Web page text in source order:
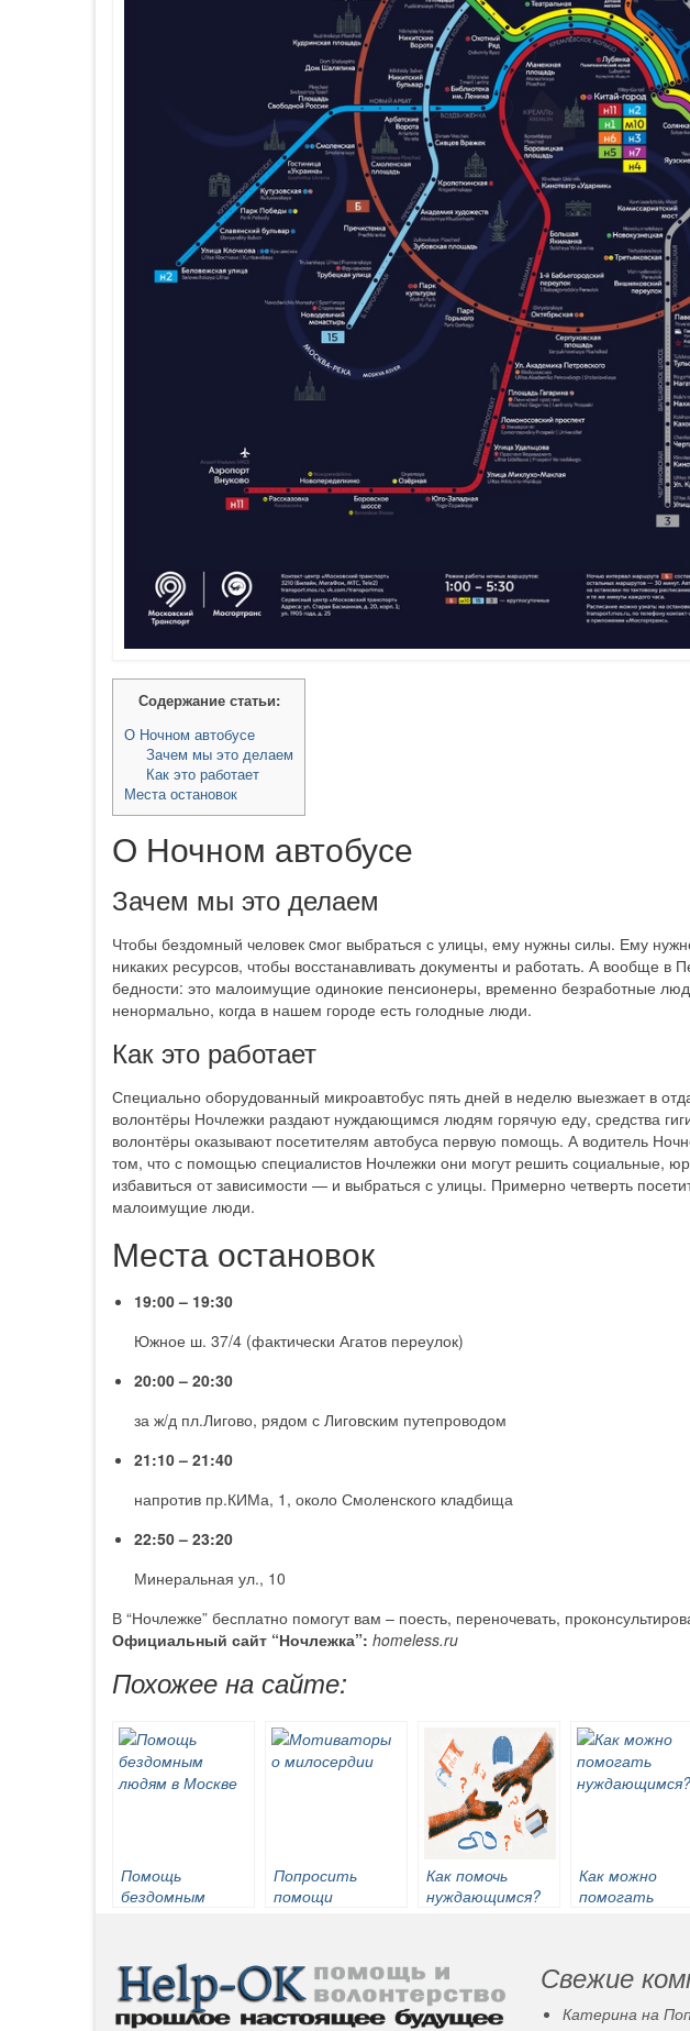
Содержание статьи:
О Ночном автобусе
Зачем мы это делаем
Как это работает
Места остановок
О Ночном автобусе
Зачем мы это делаем
Чтобы бездомный человек cмог выбраться с улицы, ему нужны силы. Ему
никаких ресурсов, чтобы восстанавливать документы и работать. А вообще в
бедности: это малоимущие одинокие пенсионеры, временно безработные
ненормально, когда в нашем городе есть голодные люди.
Как это работает
Специально оборудованный микроавтобус пять дней в неделю выезжает в
волонтёры Ночлежки раздают нуждающимся людям горячую еду, средства
волонтёры оказывают посетителям автобуса первую помощь. А водитель
том, что с помощью специалистов Ночлежки они могут решить социальные,
избавиться от зависимости — и выбраться с улицы. Примерно четверть
малоимущие люди.
Места остановок
19:00 – 19:30
Южное ш. 37/4 (фактически Агатов переулок)
20:00 – 20:30
за ж/д пл.Лигово, рядом с Лиговским путепроводом
21:10 – 21:40
напротив пр.КИМа, 1, около Смоленского кладбища
22:50 – 23:20
Минеральная ул., 10
В “Ночлежке” бесплатно помогут вам – поесть, переночевать,
Официальный сайт “Ночлежка”: homeless.ru
Похожее на сайте:
Помощь
бездомным
Попросить
помощи
Как помочь
нуждающимся?
Как можно
помогать
Свежие
Катерина на